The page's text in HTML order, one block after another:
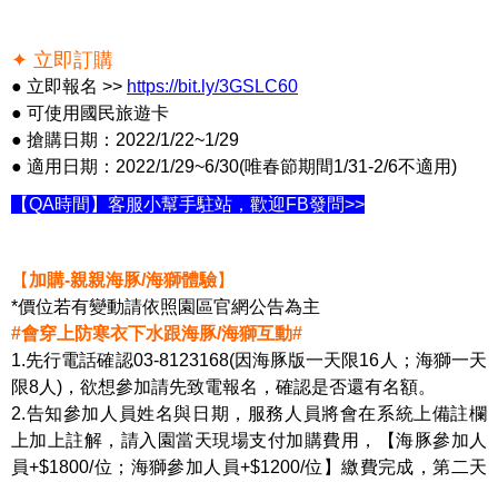
✦ 立即訂購
● 立即報名 >> https://bit.ly/3GSLC60
● 可使用國民旅遊卡
● 搶購日期：2022/1/22~1/29
● 適用日期：2022/1/29~6/30(唯春節期間1/31-2/6不適用)
【QA時間】客服小幫手駐站，歡迎FB發問>>
【 加購-親親海豚/海獅體驗】
*價位若有變動請依照園區官網公告為主
#會穿上防寒衣下水跟海豚/海獅互動#
1.先行電話確認03-8123168(因海豚版一天限16人；海獅一天
限8人)，欲想參加請先致電報名，確認是否還有名額。
2.告知參加人員姓名與日期，服務人員將會在系統上備註欄
上加上註解，請入園當天現場支付加購費用，【海豚參加人
員+$1800/位；海獅參加人員+$1200/位】繳費完成，第二天